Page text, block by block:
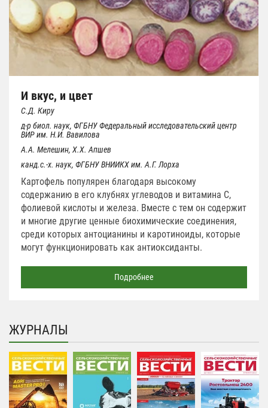
И вкус, и цвет
С.Д. Киру
д-р биол. наук, ФГБНУ Федеральный исследовательский центр
ВИР им. Н.И. Вавилова
А.А. Мелешин, Х.Х. Апшев
канд.с.-х. наук, ФГБНУ ВНИИКХ им. А.Г. Лорха
Картофель популярен благодаря высокому
содержанию в его клубнях углеводов и витамина C,
фолиевой кислоты и железа. Вместе с тем он содержит
и многие другие ценные биохимические соединения,
среди которых антоцианины и каротиноиды, которые
могут функционировать как антиоксиданты.
Подробнее
ЖУРНАЛЫ